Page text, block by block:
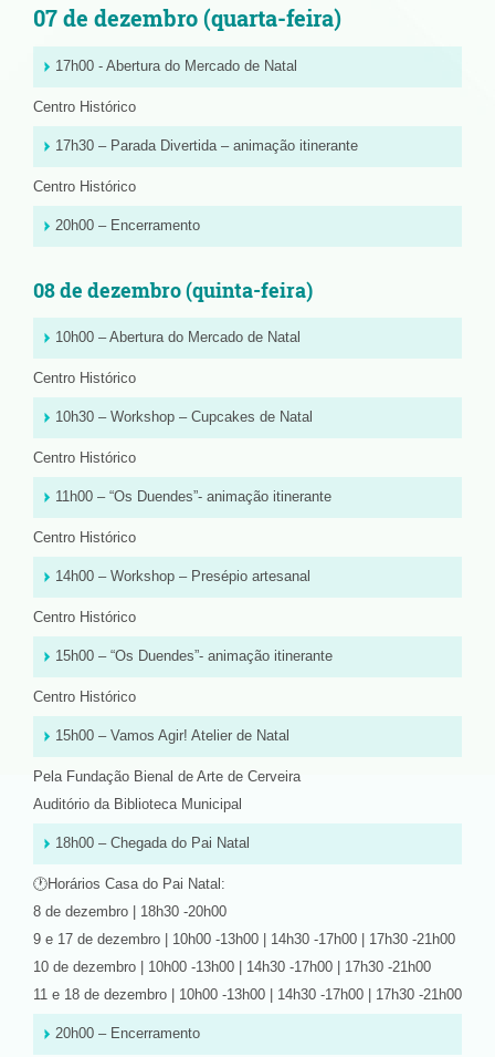
07 de dezembro (quarta-feira)
17h00 - Abertura do Mercado de Natal
Centro Histórico
17h30 – Parada Divertida – animação itinerante
Centro Histórico
20h00 – Encerramento
08 de dezembro (quinta-feira)
10h00 – Abertura do Mercado de Natal
Centro Histórico
10h30 – Workshop – Cupcakes de Natal
Centro Histórico
11h00 – “Os Duendes”- animação itinerante
Centro Histórico
14h00 – Workshop – Presépio artesanal
Centro Histórico
15h00 – “Os Duendes”- animação itinerante
Centro Histórico
15h00 – Vamos Agir! Atelier de Natal
Pela Fundação Bienal de Arte de Cerveira
Auditório da Biblioteca Municipal
18h00 – Chegada do Pai Natal
🕐Horários Casa do Pai Natal:
8 de dezembro | 18h30 -20h00
9 e 17 de dezembro | 10h00 -13h00 | 14h30 -17h00 | 17h30 -21h00
10 de dezembro | 10h00 -13h00 | 14h30 -17h00 | 17h30 -21h00
11 e 18 de dezembro | 10h00 -13h00 | 14h30 -17h00 | 17h30 -21h00
20h00 – Encerramento